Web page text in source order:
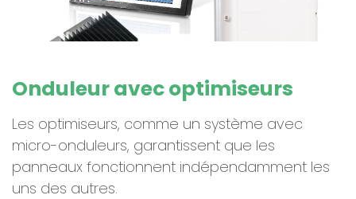
Onduleur avec optimiseurs
Les optimiseurs, comme un système avec
micro-onduleurs, garantissent que les
panneaux fonctionnent indépendamment les
uns des autres.